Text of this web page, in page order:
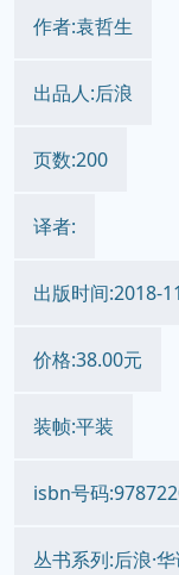
作者:袁哲生
出品人:后浪
页数:200
译者:
出版时间:2018-11
价格:38.00元
装帧:平装
isbn号码
丛书系列:后浪·